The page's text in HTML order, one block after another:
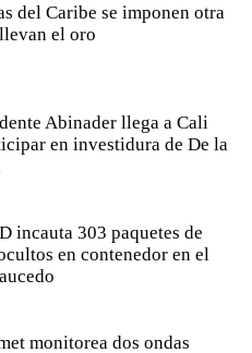
del Caribe se imponen otra
el oro
Abinader llega a Cali
en investidura de De la
incauta 303 paquetes de
en contenedor en el
monitorea dos ondas